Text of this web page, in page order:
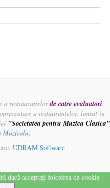
a restaurantelorde catre evaluatori
a restaurantelor, lansat in
"Societatea pentru Muzica Clasica"
Muzicala)
UDRAM Software
dacă acceptați folosirea de cookie-